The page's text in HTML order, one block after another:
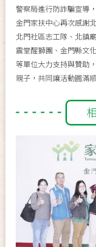
警察局進行防詐騙宣導
金門家扶中心再次感謝
北門社區志工隊、北鎮
震堂醒獅團、金門縣文
等單位大力支持與贊助
親子，共同讓活動圓滿